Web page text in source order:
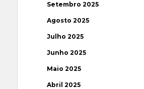
Setembro 2025
Agosto 2025
Julho 2025
Junho 2025
Maio 2025
Abril 2025